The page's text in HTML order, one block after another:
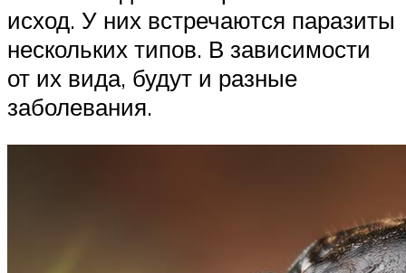
исход. У них встречаются паразиты
нескольких типов. В зависимости
от их вида, будут и разные
заболевания.